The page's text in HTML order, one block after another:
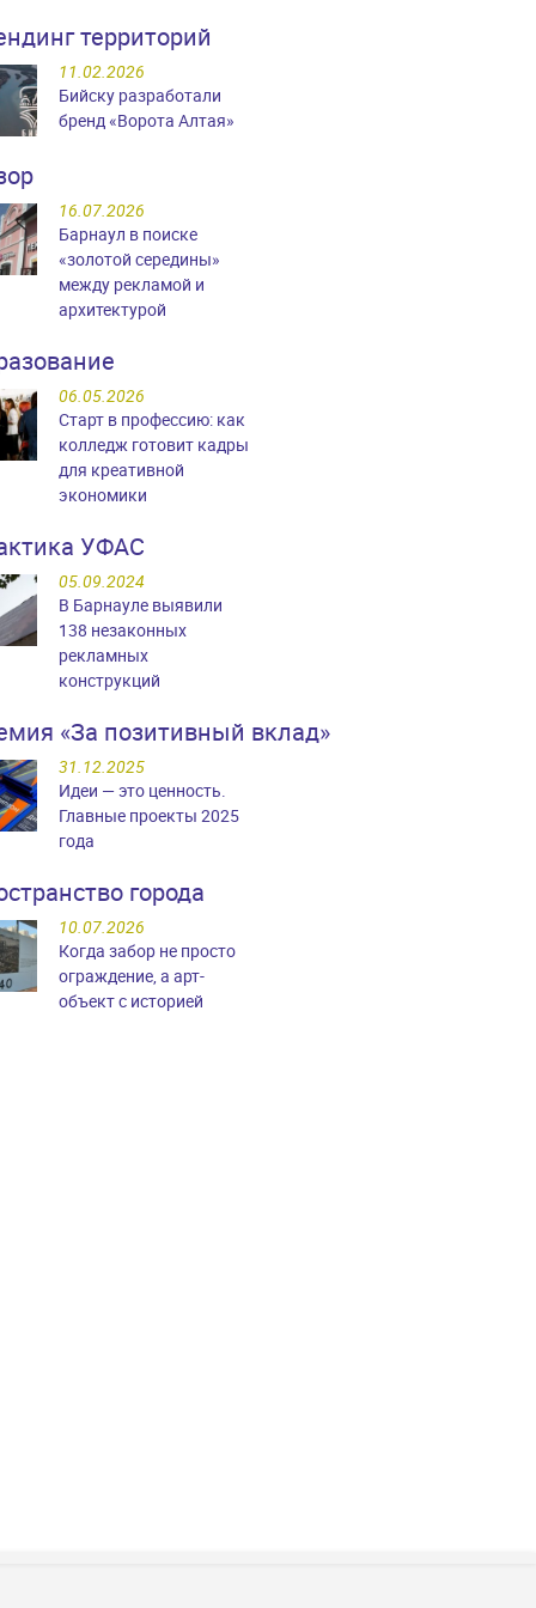
территорий
11.02.2026
Бийску разработали
бренд «Ворота Алтая»
16.07.2026
Барнаул в поиске
«золотой середины»
между рекламой и
архитектурой
06.05.2026
Старт в профессию: как
колледж готовит кадры
для креативной
экономики
УФАС
05.09.2024
В Барнауле выявили
138 незаконных
рекламных
конструкций
«За позитивный вклад»
31.12.2025
Идеи — это ценность.
Главные проекты 2025
года
города
10.07.2026
Когда забор не просто
ограждение, а арт-
объект с историей